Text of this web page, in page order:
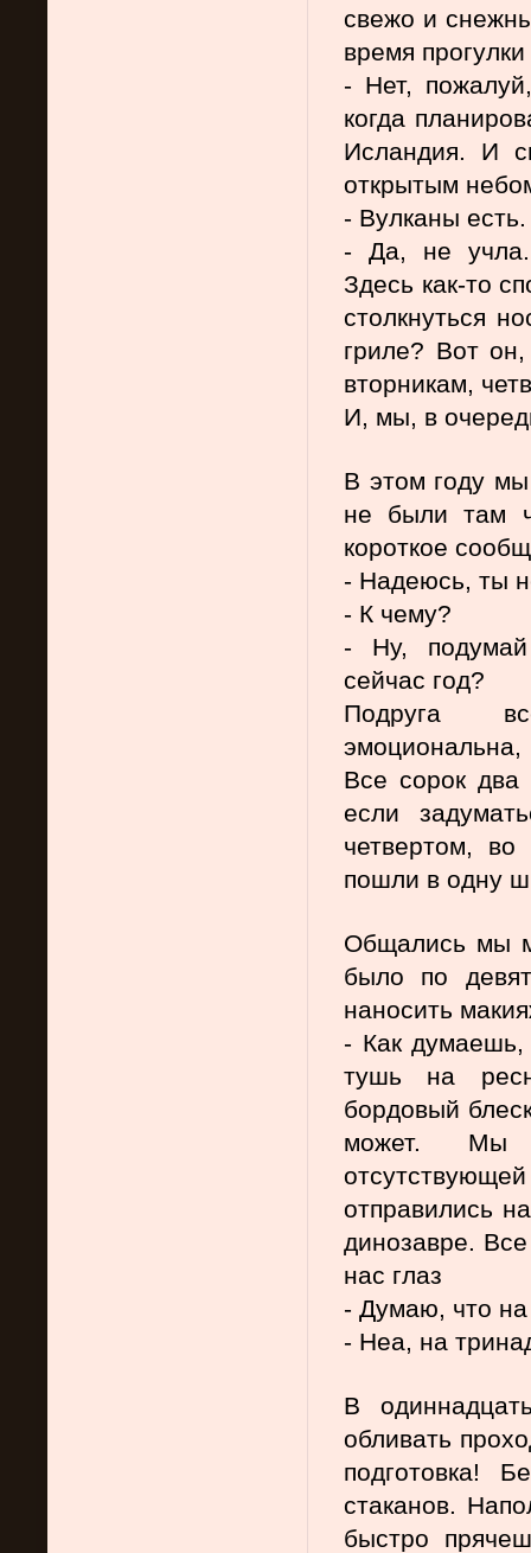
свежо и
время
- Нет,
когда
Исландия. И
открытым
- Вулканы есть.
- Да, не учла.
Здесь как-то
столкнуться
гриле? Вот
вторникам,
И, мы, в
В этом году
не были там
короткое
- Надеюсь, ты
- К чему?
- Ну, подумай
сейчас год?
Подруга
Все сорок
если
четвертом,
пошли в одну
Общались мы
было по
наносить
- Как думаешь,
тушь на
бордовый
может. Мы
отправились
динозавре.
нас глаз
- Думаю, что
- Неа, на
В
обливать
подготовка!
стаканов.
быстро